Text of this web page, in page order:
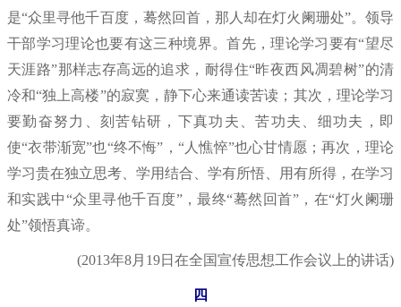
是“众里寻他千百度，蓦然回首，那人却在灯火阑珊处”。领导
干部学习理论也要有这三种境界。首先，理论学习要有“望尽
天涯路”那样志存高远的追求，耐得住“昨夜西风凋碧树”的清
冷和“独上高楼”的寂寞，静下心来通读苦读；其次，理论学习
要勤奋努力、刻苦钻研，下真功夫、苦功夫、细功夫，即
使“衣带渐宽”也“终不悔”，“人憔悴”也心甘情愿；再次，理论
学习贵在独立思考、学用结合、学有所悟、用有所得，在学习
和实践中“众里寻他千百度”，最终“蓦然回首”，在“灯火阑珊
处”领悟真谛。
(2013年8月19日在全国宣传思想工作会议上的讲话)
四